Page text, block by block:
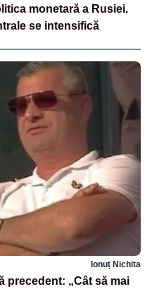
monetară a Rusiei.
se intensifică
Ionuț Nichita
precedent: „Cât să mai